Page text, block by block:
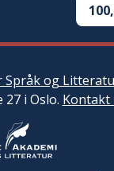
Språk og
i Oslo. Kontakt